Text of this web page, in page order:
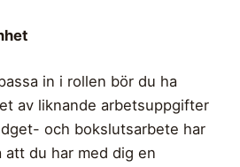
in i rollen bör du ha
av liknande arbetsuppgifter
och bokslutsarbete har
att du har med dig en